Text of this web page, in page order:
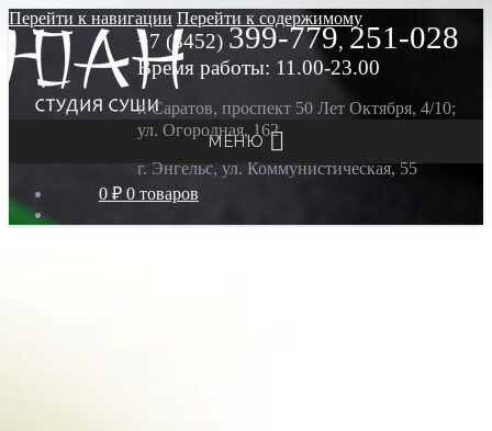
Перейти к навигации Перейти к содержимому
МЕНЮ
0 ₽ 0 товаров
+7 (8452) 399-779, 251-028
Время работы: 11.00-23.00
г. Саратов, проспект 50 Лет Октября, 4/10;
ул. Огородная, 162
г. Энгельс, ул. Коммунистическая, 55